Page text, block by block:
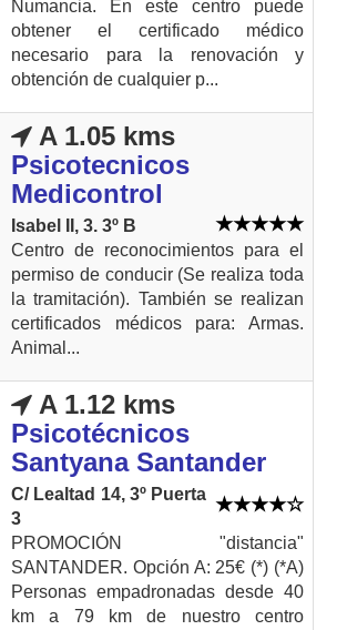
Numancia. En este centro puede
obtener el certificado médico
necesario para la renovación y
obtención de cualquier p...
A 1.05 kms
Psicotecnicos
Medicontrol
Isabel II, 3. 3º B
Centro de reconocimientos para el
permiso de conducir (Se realiza toda
la tramitación). También se realizan
certificados médicos para: Armas.
Animal...
A 1.12 kms
Psicotécnicos
Santyana Santander
C/ Lealtad 14, 3º Puerta
3
PROMOCIÓN "distancia"
SANTANDER. Opción A: 25€ (*) (*A)
Personas empadronadas desde 40
km a 79 km de nuestro centro